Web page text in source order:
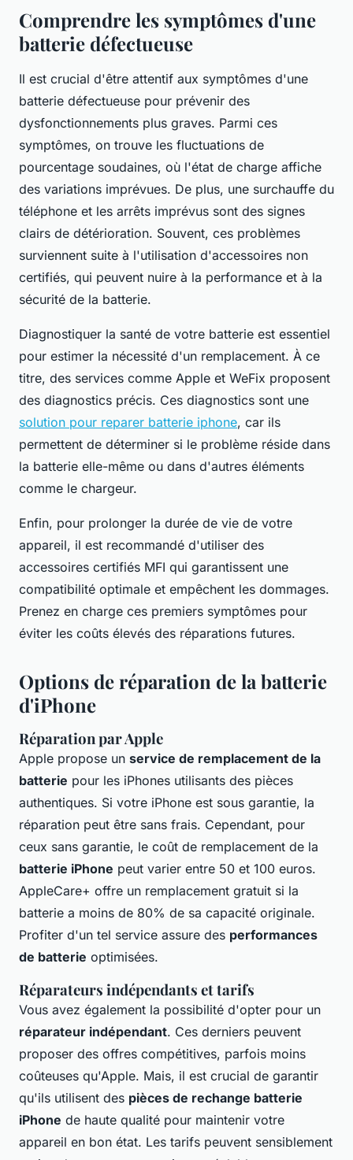
Comprendre les symptômes d'une
batterie défectueuse
Il est crucial d'être attentif aux symptômes d'une
batterie défectueuse pour prévenir des
dysfonctionnements plus graves. Parmi ces
symptômes, on trouve les fluctuations de
pourcentage soudaines, où l'état de charge affiche
des variations imprévues. De plus, une surchauffe du
téléphone et les arrêts imprévus sont des signes
clairs de détérioration. Souvent, ces problèmes
surviennent suite à l'utilisation d'accessoires non
certifiés, qui peuvent nuire à la performance et à la
sécurité de la batterie.
Diagnostiquer la santé de votre batterie est essentiel
pour estimer la nécessité d'un remplacement. À ce
titre, des services comme Apple et WeFix proposent
des diagnostics précis. Ces diagnostics sont une
solution pour reparer batterie iphone, car ils
permettent de déterminer si le problème réside dans
la batterie elle-même ou dans d'autres éléments
comme le chargeur.
Enfin, pour prolonger la durée de vie de votre
appareil, il est recommandé d'utiliser des
accessoires certifiés MFI qui garantissent une
compatibilité optimale et empêchent les dommages.
Prenez en charge ces premiers symptômes pour
éviter les coûts élevés des réparations futures.
Options de réparation de la batterie
d'iPhone
Réparation par Apple
Apple propose un service de remplacement de la
batterie pour les iPhones utilisants des pièces
authentiques. Si votre iPhone est sous garantie, la
réparation peut être sans frais. Cependant, pour
ceux sans garantie, le coût de remplacement de la
batterie iPhone peut varier entre 50 et 100 euros.
AppleCare+ offre un remplacement gratuit si la
batterie a moins de 80% de sa capacité originale.
Profiter d'un tel service assure des performances
de batterie optimisées.
Réparateurs indépendants et tarifs
Vous avez également la possibilité d'opter pour un
réparateur indépendant. Ces derniers peuvent
proposer des offres compétitives, parfois moins
coûteuses qu'Apple. Mais, il est crucial de garantir
qu'ils utilisent des pièces de rechange batterie
iPhone de haute qualité pour maintenir votre
appareil en bon état. Les tarifs peuvent sensiblement